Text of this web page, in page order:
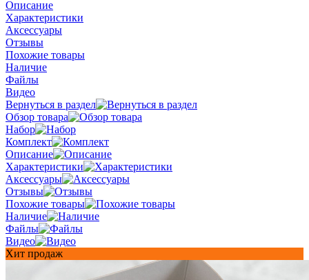
Описание
Характеристики
Аксессуары
Отзывы
Похожие товары
Наличие
Файлы
Видео
Вернуться в раздел
Обзор товара
Набор
Комплект
Описание
Характеристики
Аксессуары
Отзывы
Похожие товары
Наличие
Файлы
Видео
Хит продаж